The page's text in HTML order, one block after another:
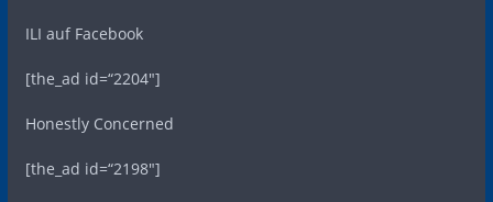
ILI auf Facebook
[the_ad id=“2204″]
Honestly Concerned
[the_ad id=“2198″]